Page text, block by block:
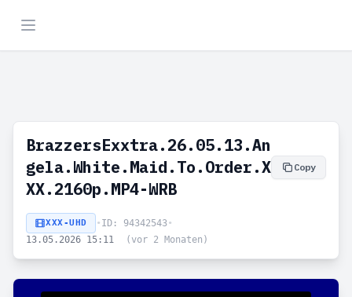
BrazzersExxtra.26.05.13.An
gela.White.Maid.To.Order.X
XX.2160p.MP4-WRB
Copy
XXX-UHD • ID: 94342543•
13.05.2026 15:11
(vor 2 Monaten)